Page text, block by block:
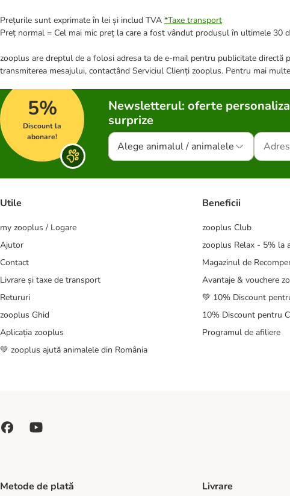
Prețurile sunt exprimate în lei și includ TVA *Taxe transport
Preț normal = Cel mai mic preț la care a fost vândut produsul în ultimele 30
zooplus are dreptul de a folosi adresa ta de e-mail pentru publicitate
transmiterea mesajului, contactând Serviciul Clienți zooplus. Pentru mai
5%
Discount la
abonare!
Newsletterul: oferte
surprize
Alege animalul / animalele
Utile
my zooplus / Logare
Ajutor
Contact
Livrare și taxe de transport
Retururi
zooplus Ghid
Aplicația zooplus
💚 zooplus ajută animalele din România
Beneficii
zooplus Club
zooplus Relax - 5% la
Magazinul de
Avantaje & vouchere
💚 10% Discount
10% Discount pentru
Programul de afiliere
Metode de plată Livrare